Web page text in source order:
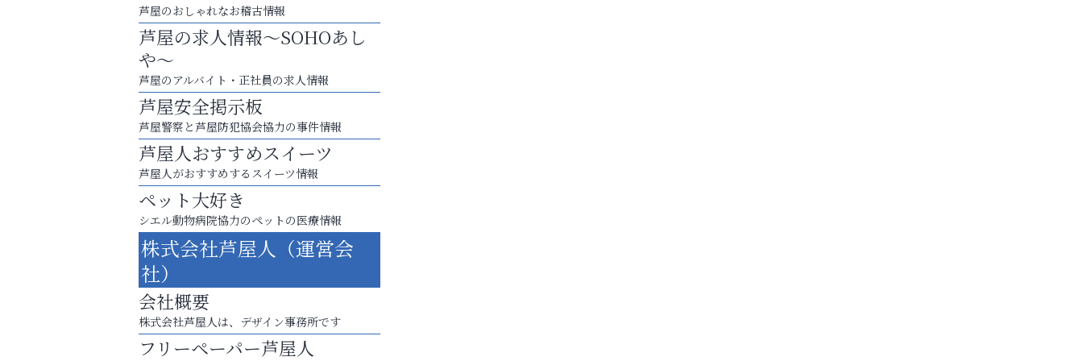
猫背･側弯、背骨の歪みを
整えませんか？
杉塾 芦屋校
芦屋のおしゃれなお稽古情報
芦屋の求人情報～SOHOあし
や～
芦屋のアルバイト・正社員の求人情報
芦屋安全掲示板
芦屋警察と芦屋防犯協会協力の事件情報
芦屋人おすすめスイーツ
芦屋人がおすすめするスイーツ情報
ペット大好き
シエル動物病院協力のペットの医療情報
株式会社芦屋人（運営会
社）
会社概要
株式会社芦屋人は、デザイン事務所です
フリーペーパー芦屋人